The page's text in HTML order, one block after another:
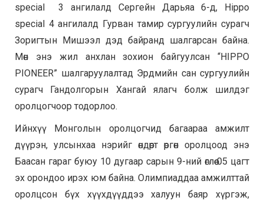
special 3 ангилалд Сергейн Дарьяа 6-д, Hippo
special 4 ангилалд Гурван тамир сургуулийн сурагч
Зоригтын Мишээл дэд байранд шалгарсан байна.
Мөн энэ жил анхлан зохион байгуулсан “HIPPO
PIONEER” шалгаруулалтад Эрдмийн сан сургуулийн
сурагч Гандолгорын Хангай ялагч болж шилдэг
оролцогчоор тодорлоо.
Ийнхүү Монголын оролцогчид багаараа амжилт
дүүрэн, улсынхаа нэрийг өндөрт өргөн оролцоод энэ
Баасан гараг буюу 10 дугаар сарын 9-ний өглөө 05 цагт
эх орондоо ирэх юм байна. Олимпиаддаа амжилттай
оролцсон бүх хүүхдүүддээ халуун баяр хүргэж,